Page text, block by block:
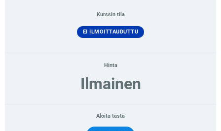
Kurssin tila
EI ILMOITTAUDUTTU
Hinta
Ilmainen
Aloita tästä